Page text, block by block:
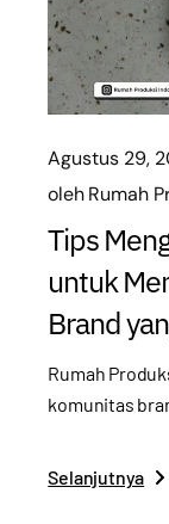
Agustus 29,
olehRumah
Tips
untuk
Brand
Rumah
komunitas
Selanjutnya